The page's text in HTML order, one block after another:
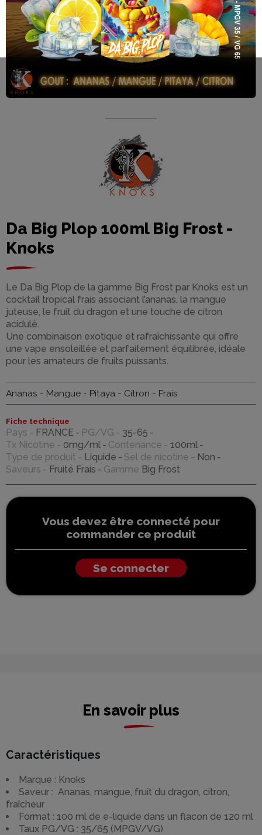
Da Big Plop 100ml Big Frost -
Knoks
Le Da Big Plop de la gamme Big Frost par Knoks est un
cocktail tropical frais associant l’ananas, la mangue
juteuse, le fruit du dragon et une touche de citron
acidulé.
Une combinaison exotique et rafraîchissante qui offre
une vape ensoleillée et parfaitement équilibrée, idéale
pour les amateurs de fruits puissants.
Ananas - Mangue - Pitaya - Citron - Frais
Fiche technique
Pays FRANCE PG/VG
35-65
Tx Nicotine
0mg/ml Contenance
100ml
Type de produit
Liquide Sel de nicotine
Non
Saveurs
Fruité Frais Gamme Big Frost
Vous devez être connecté pour
commander ce produit
Se connecter
En savoir plus
Caractéristiques
Marque : Knoks
Saveur : Ananas, mangue, fruit du dragon, citron,
fraîcheur
Format : 100 ml de e-liquide dans un flacon de 120 ml
Taux PG/VG : 35/65 (MPGV/VG)